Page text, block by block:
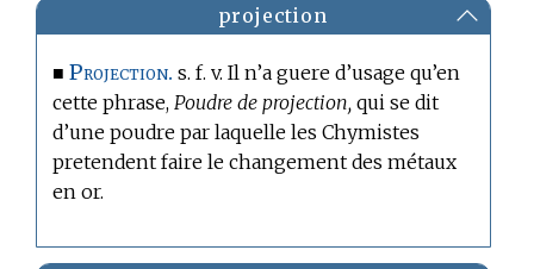
projection
■Projection. s. f. v. Il n’a guere d’usage qu’en
cette phrase, Poudre de projection, qui se dit
d’une poudre par laquelle les Chymistes
pretendent faire le changement des métaux
en or.